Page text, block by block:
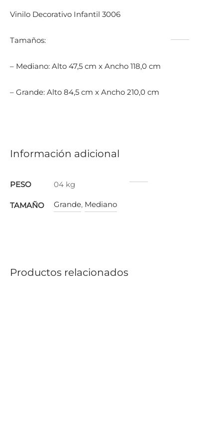
Vinilo Decorativo Infantil 3006
Tamaños:
– Mediano: Alto 47,5 cm x Ancho 118,0 cm
– Grande: Alto 84,5 cm x Ancho 210,0 cm
Información adicional
PESO 04 kg
TAMAÑO Grande, Mediano
Productos relacionados